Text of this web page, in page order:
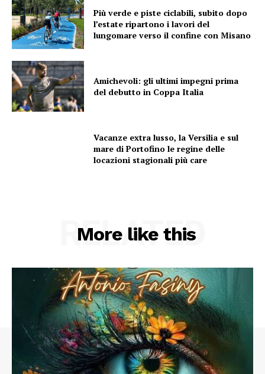
Più verde e piste ciclabili, subito dopo
l’estate ripartono i lavori del
lungomare verso il confine con Misano
Amichevoli: gli ultimi impegni prima
del debutto in Coppa Italia
Vacanze extra lusso, la Versilia e sul
mare di Portofino le regine delle
locazioni stagionali più care
More like this
RELATED